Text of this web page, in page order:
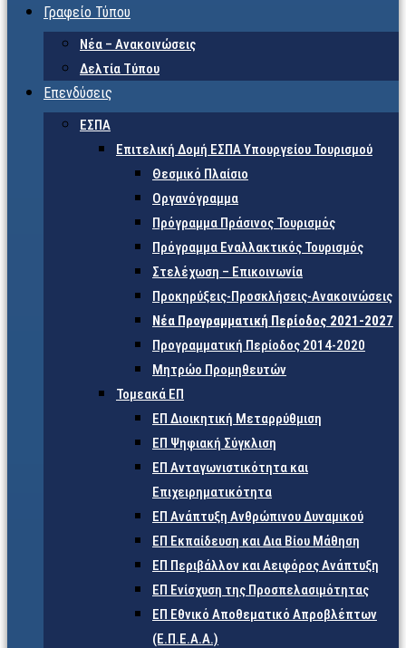
Γραφείο Τύπου
Νέα – Ανακοινώσεις
Δελτία Τύπου
Επενδύσεις
ΕΣΠΑ
Επιτελική Δομή ΕΣΠΑ Υπουργείου Τουρισμού
Θεσμικό Πλαίσιο
Οργανόγραμμα
Πρόγραμμα Πράσινος Τουρισμός
Πρόγραμμα Εναλλακτικός Τουρισμός
Στελέχωση – Επικοινωνία
Προκηρύξεις-Προσκλήσεις-Ανακοινώσεις
Νέα Προγραμματική Περίοδος 2021-2027
Προγραμματική Περίοδος 2014-2020
Μητρώο Προμηθευτών
Τομεακά ΕΠ
ΕΠ Διοικητική Μεταρρύθμιση
ΕΠ Ψηφιακή Σύγκλιση
ΕΠ Ανταγωνιστικότητα και
Επιχειρηματικότητα
ΕΠ Ανάπτυξη Ανθρώπινου Δυναμικού
ΕΠ Εκπαίδευση και Δια Βίου Μάθηση
ΕΠ Περιβάλλον και Αειφόρος Ανάπτυξη
ΕΠ Ενίσχυση της Προσπελασιμότητας
ΕΠ Εθνικό Αποθεματικό Απροβλέπτων
(Ε.Π.Ε.Α.Α.)